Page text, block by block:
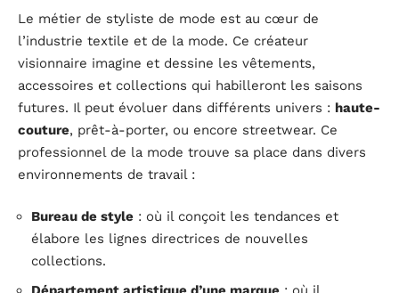
Le métier de styliste de mode est au cœur de
l’industrie textile et de la mode. Ce créateur
visionnaire imagine et dessine les vêtements,
accessoires et collections qui habilleront les saisons
futures. Il peut évoluer dans différents univers : haute-
couture, prêt-à-porter, ou encore streetwear. Ce
professionnel de la mode trouve sa place dans divers
environnements de travail :
Bureau de style : où il conçoit les tendances et
élabore les lignes directrices de nouvelles
collections.